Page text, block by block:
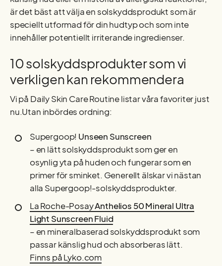
är det bäst att välja en solskyddsprodukt som är
speciellt utformad för din hudtyp och som inte
innehåller potentiellt irriterande ingredienser.
10 solskyddsprodukter som vi
verkligen kan rekommendera
Vi på Daily Skin Care Routine listar våra favoriter just
nu.Utan inbördes ordning:
Supergoop! Unseen Sunscreen
– en lätt solskyddsprodukt som ger en
osynlig yta på huden och fungerar som en
primer för sminket. Generellt älskar vi nästan
alla Supergoop!-solskyddsprodukter.
La Roche-PosayAnthelios 50 Mineral Ultra
Light Sunscreen Fluid
– en mineralbaserad solskyddsprodukt som
passar känslig hud och absorberas lätt.
Finns på Lyko.com